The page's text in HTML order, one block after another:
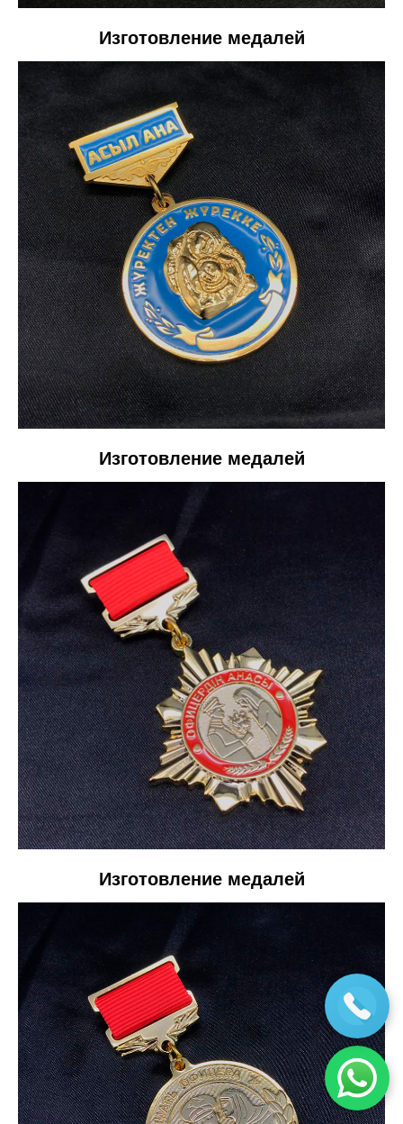
Изготовление медалей
Изготовление медалей
Изготовление медалей